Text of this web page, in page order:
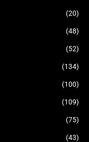
(20)
(48)
(52)
(134)
(100)
(109)
(75)
(43)